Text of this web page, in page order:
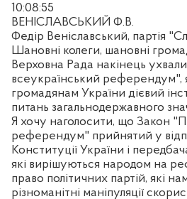
10:08:55
ВЕНІСЛАВСЬКИЙ Ф.В.
Федір Веніславський, партія
Шановні колеги, шановні
Верховна Рада накінець
всеукраїнський референдум",
громадянам України дієвий
питань загальнодержавного
Я хочу наголосити, що Закон
референдум" прийнятий у
Конституції України і
які вирішуються народом на
право політичних партій, які
різноманітні маніпуляції